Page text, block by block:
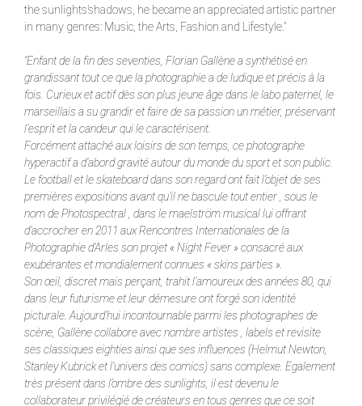
the sunlights’shadows, he became an appreciated artistic partner
in many genres: Music, the Arts, Fashion and Lifestyle.”
“Enfant de la fin des seventies, Florian Gallène a synthétisé en
grandissant tout ce que la photographie a de ludique et précis à la
fois. Curieux et actif dès son plus jeune âge dans le labo paternel, le
marseillais a su grandir et faire de sa passion un métier, préservant
l’esprit et la candeur qui le caractérisent.
Forcément attaché aux loisirs de son temps, ce photographe
hyperactif a d’abord gravité autour du monde du sport et son public.
Le football et le skateboard dans son regard ont fait l’objet de ses
premières expositions avant qu’il ne bascule tout entier , sous le
nom de Photospectral , dans le maelström musical lui offrant
d’accrocher en 2011 aux Rencontres Internationales de la
Photographie d’Arles son projet « Night Fever » consacré aux
exubérantes et mondialement connues « skins parties ».
Son œil, discret mais perçant, trahit l’amoureux des années 80, qui
dans leur futurisme et leur démesure ont forgé son identité
picturale. Aujourd’hui incontournable parmi les photographes de
scène, Gallène collabore avec nombre artistes , labels et revisite
ses classiques eighties ainsi que ses influences (Helmut Newton,
Stanley Kubrick et l’univers des comics) sans complexe. Egalement
très présent dans l’ombre des sunlights, il est devenu le
collaborateur privilégié de créateurs en tous genres que ce soit